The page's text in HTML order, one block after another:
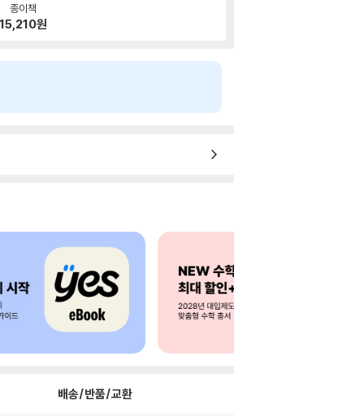
종이책
원
배송/반품/교환